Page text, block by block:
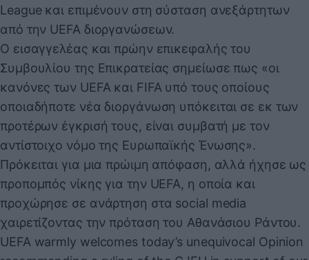
League και επιμένουν στη σύσταση ανεξάρτητων
από την UEFA διοργανώσεων.
Ο εισαγγελέας και πρώην επικεφαλής του
Συμβουλίου της Επικρατείας σημείωσε πως «οι
κανόνες των UEFA και FIFA υπό τους οποίους
οποιαδήποτε νέα διοργάνωση υπόκειται σε εκ των
προτέρων έγκρισή τους, είναι συμβατή με τον
αντίστοιχο νόμο της Ευρωπαϊκής Ένωσης».
Πρόκειται για μια πρώιμη απόφαση, αλλά ήχησε ως
προπομπός νίκης για την UEFA, η οποία και
προχώρησε σε ανάρτηση στα social media
χαιρετίζοντας την πρόταση του Αθανάσιου Ράντου.
UEFA warmly welcomes today’s unequivocal Opinion